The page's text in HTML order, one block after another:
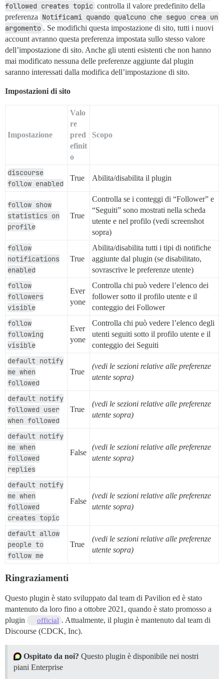
followed creates topic controlla il valore predefinito della
preferenza Notificami quando qualcuno che seguo crea un
argomento . Se modifichi questa impostazione di sito, tutti i nuovi
account avranno questa preferenza impostata sullo stesso valore
dell’impostazione di sito. Anche gli utenti esistenti che non hanno
mai modificato nessuna delle preferenze aggiunte dal plugin
saranno interessati dalla modifica dell’impostazione di sito.
Impostazioni di sito
Impostazione
Valo
re
pred
efinit
o
Scopo
discourse
follow enabled
True Abilita/disabilita il plugin
follow show
statistics on
profile
True
Controlla se i conteggi di “Follower” e
“Seguiti” sono mostrati nella scheda
utente e nel profilo (vedi screenshot
sopra)
follow
notifications
enabled
True
Abilita/disabilita tutti i tipi di notifiche
aggiunte dal plugin (se disabilitato,
sovrascrive le preferenze utente)
follow
followers
visible
Ever
yone
Controlla chi può vedere l’elenco dei
follower sotto il profilo utente e il
conteggio dei Follower
follow
following
visible
Ever
yone
Controlla chi può vedere l’elenco degli
utenti seguiti sotto il profilo utente e il
conteggio dei Seguiti
default notify
me when
followed
True
(vedi le sezioni relative alle preferenze
utente sopra)
default notify
followed user
when followed
True
(vedi le sezioni relative alle preferenze
utente sopra)
default notify
me when
followed
replies
False
(vedi le sezioni relative alle preferenze
utente sopra)
default notify
me when
followed
creates topic
False
(vedi le sezioni relative alle preferenze
utente sopra)
default allow
people to
follow me
True
(vedi le sezioni relative alle preferenze
utente sopra)
Ringraziamenti
Questo plugin è stato sviluppato dal team di Pavilion ed è stato
mantenuto da loro fino a ottobre 2021, quando è stato promosso a
plugin
official . Attualmente, il plugin è mantenuto dal team di
Discourse (CDCK, Inc).
Ospitato da noi? Questo plugin è disponibile nei nostri
piani Enterprise